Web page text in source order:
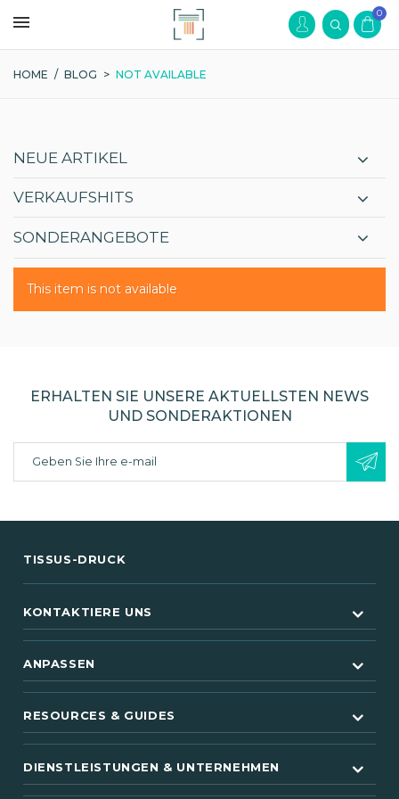
0
HOME / BLOG > NOT AVAILABLE
NEUE ARTIKEL
VERKAUFSHITS
SONDERANGEBOTE
This item is not available
ERHALTEN SIE UNSERE AKTUELLSTEN NEWS
UND SONDERAKTIONEN
TISSUS-DRUCK
KONTAKTIERE UNS
ANPASSEN
RESOURCES & GUIDES
DIENSTLEISTUNGEN & UNTERNEHMEN